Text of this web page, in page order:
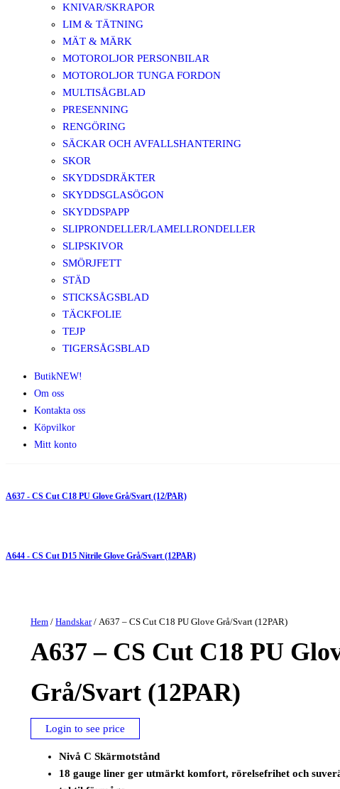
KNIVAR/SKRAPOR
LIM & TÄTNING
MÄT & MÄRK
MOTOROLJOR PERSONBILAR
MOTOROLJOR TUNGA FORDON
MULTISÅGBLAD
PRESENNING
RENGÖRING
SÄCKAR OCH AVFALLSHANTERING
SKOR
SKYDDSDRÄKTER
SKYDDSGLASÖGON
SKYDDSPAPP
SLIPRONDELLER/LAMELLRONDELLER
SLIPSKIVOR
SMÖRJFETT
STÄD
STICKSÅGSBLAD
TÄCKFOLIE
TEJP
TIGERSÅGSBLAD
ButikNEW!
Om oss
Kontakta oss
Köpvilkor
Mitt konto
A637 - CS Cut C18 PU Glove Grå/Svart (12/PAR)
A644 - CS Cut D15 Nitrile Glove Grå/Svart (12PAR)
Hem /Handskar/ A637 – CS Cut C18 PU Glove Grå/Svart (12PAR)
A637 – CS Cut C18 PU
Grå/Svart (12PAR)
Login to see price
Nivå C Skärmotstånd
18 gauge liner ger utmärkt komfort, rörelsefrihet och